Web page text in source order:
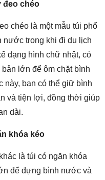
đeo chéo
chéo là một mẫu túi phổ
trong khi đi du lịch
dạng hình chữ nhật, có
lớn để ôm chặt bình
bạn có thể giữ bình
và tiện lợi, đồng thời giúp
dài.
khóa kéo
là túi có ngăn khóa
để đựng bình nước và